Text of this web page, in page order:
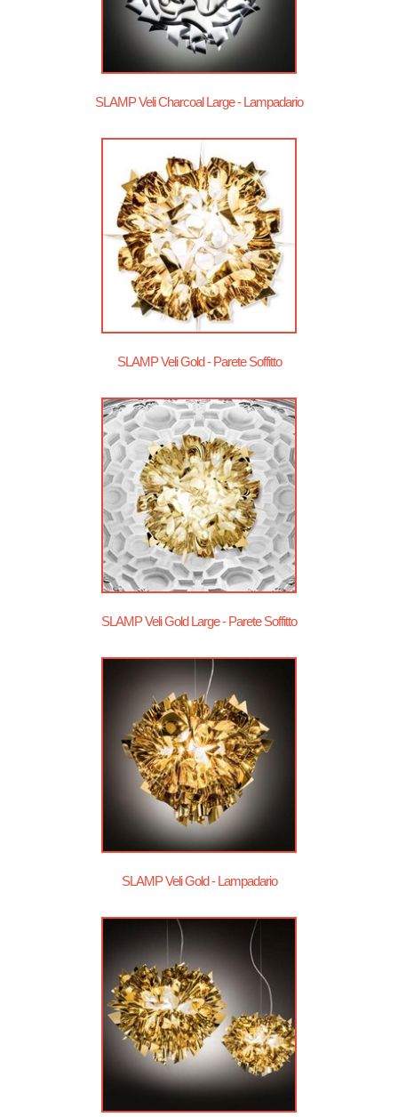
SLAMP Veli Charcoal Large - Lampadario
SLAMP Veli Gold - Parete Soffitto
SLAMP Veli Gold Large - Parete Soffitto
SLAMP Veli Gold - Lampadario